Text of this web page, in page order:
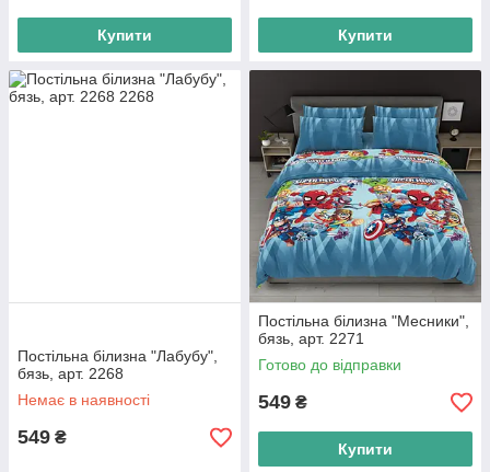
Купити Купити
Постільна білизна "Лабубу",
бязь, арт. 2268
Немає в наявності
549 ₴
Постільна білизна "Месники",
бязь, арт. 2271
Готово до відправки
549 ₴
Купити